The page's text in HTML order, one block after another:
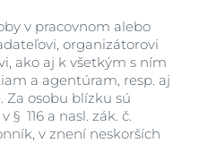
v pracovnom alebo
organizátorovi
ako aj k všetkým s ním
a agentúram, resp. aj
Za osobu blízku sú
§ 116 a nasl. zák. č.
v znení neskorších